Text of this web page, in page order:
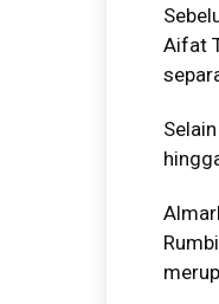
Aifat